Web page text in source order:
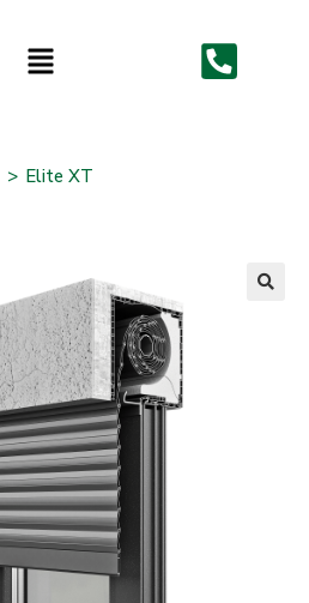
> Elite XT